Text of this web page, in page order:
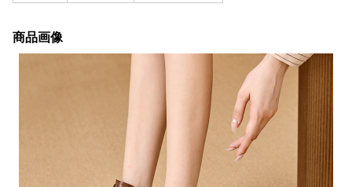
商品画像